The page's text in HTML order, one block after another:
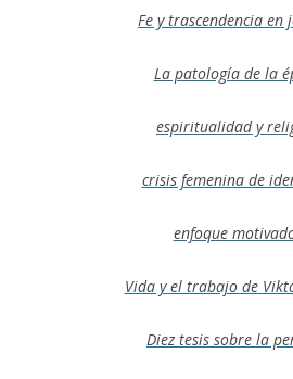
Fe y trascendencia en
La patología de la
espiritualidad y
crisis femenina de
enfoque
Vida y el trabajo de
Diez tesis sobre la